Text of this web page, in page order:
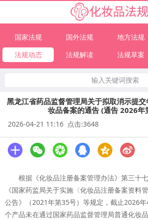
国家法规 国外法规 地方法规
法规动态
法规解读 法规草案
输入关键词搜索
黑龙江省药品监督管理局关于拟取消示提
妆品备案的通告 (通告 2026年
2026-04-21 11:16 点击:3648
根据《化妆品注册备案管理办法》第三十
《国家药监局关于实施〈化妆品注册备案资料
公告》（2021年第35号）等规定，截止2026
个产品未在通过国家药品监督管理局普通化妆